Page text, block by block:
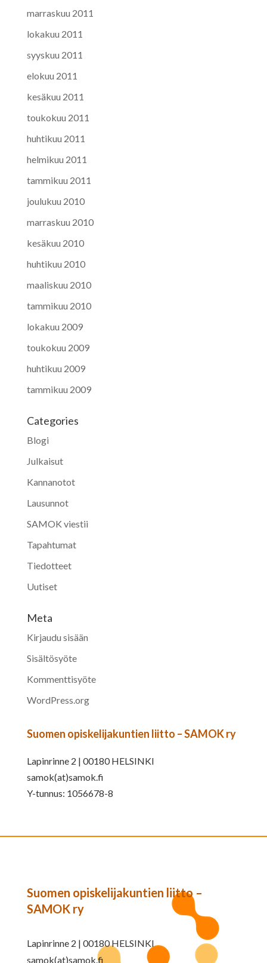
marraskuu 2011
lokakuu 2011
syyskuu 2011
elokuu 2011
kesäkuu 2011
toukokuu 2011
huhtikuu 2011
helmikuu 2011
tammikuu 2011
joulukuu 2010
marraskuu 2010
kesäkuu 2010
huhtikuu 2010
maaliskuu 2010
tammikuu 2010
lokakuu 2009
toukokuu 2009
huhtikuu 2009
tammikuu 2009
Categories
Blogi
Julkaisut
Kannanotot
Lausunnot
SAMOK viestii
Tapahtumat
Tiedotteet
Uutiset
Meta
Kirjaudu sisään
Sisältösyöte
Kommenttisyöte
WordPress.org
Suomen opiskelijakuntien liitto – SAMOK ry
Lapinrinne 2 | 00180 HELSINKI
samok(at)samok.fi
Y-tunnus: 1056678-8
Suomen opiskelijakuntien liitto –
SAMOK ry
Lapinrinne 2 | 00180 HELSINKI
samok(at)samok.fi